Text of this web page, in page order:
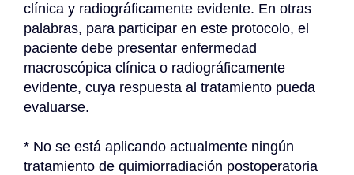
clínica y radiográficamente evidente. En otras
palabras, para participar en este protocolo, el
paciente debe presentar enfermedad
macroscópica clínica o radiográficamente
evidente, cuya respuesta al tratamiento pueda
evaluarse.
* No se está aplicando actualmente ningún
tratamiento de quimiorradiación postoperatoria